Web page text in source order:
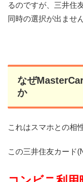
るのですが、三井住
同時の選択が出ませ
なぜ
か
これはスマホとの相
この三井住友カード